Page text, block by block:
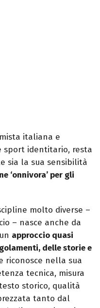
italiana e
sport identitario, resta
sia la sua sensibilità
‘onnivora’ per gli
molto diverse –
– nasce anche da
approccio quasi
delle storie e
riconosce nella sua
tecnica, misura
storico, qualità
tanto dal